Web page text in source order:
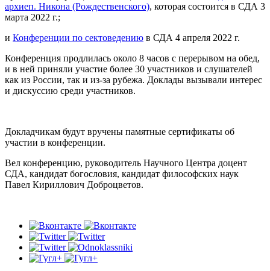
архиеп. Никона (Рождественского), которая состоится в СДА 3
марта 2022 г.;
и Конференции по сектоведению в СДА 4 апреля 2022 г.
Конференция продлилась около 8 часов с перерывом на обед,
и в ней приняли участие более 30 участников и слушателей
как из России, так и из-за рубежа. Доклады вызывали интерес
и дискуссию среди участников.
Докладчикам будут вручены памятные сертификаты об
участии в конференции.
Вел конференцию, руководитель Научного Центра доцент
СДА, кандидат богословия, кандидат философских наук
Павел Кириллович Доброцветов.